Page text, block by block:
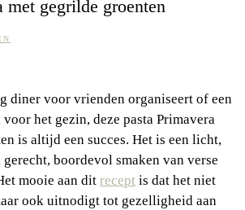
met gegrilde groenten
het gezin, deze pasta Primavera
is altijd een succes. Het is een licht,
boordevol smaken van verse
mooie aan dit recept is dat het niet
ook uitnodigt tot gezelligheid aan